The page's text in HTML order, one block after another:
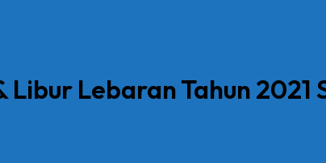
Lebaran Tahun 2021